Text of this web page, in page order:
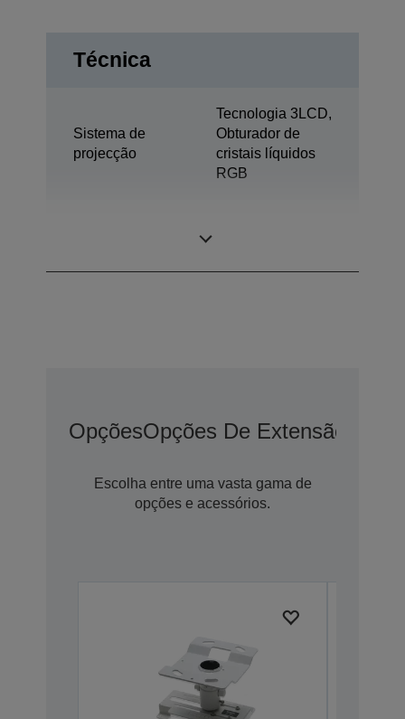
Técnica
Sistema de
projecção
Tecnologia 3LCD,
Obturador de
cristais líquidos
RGB
OpçõesOpções De Extensão De
Escolha entre uma vasta gama de
opções e acessórios.